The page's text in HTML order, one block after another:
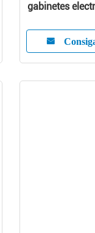
gabinetes